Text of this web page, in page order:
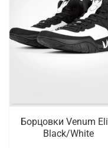
Борцовки Venum
Black/White